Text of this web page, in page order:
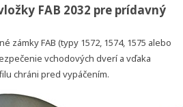
FAB 2032 pre prídavný
zámky FAB (typy 1572, 1574, 1575 alebo
vchodových dverí a vďaka
chráni pred vypáčením.